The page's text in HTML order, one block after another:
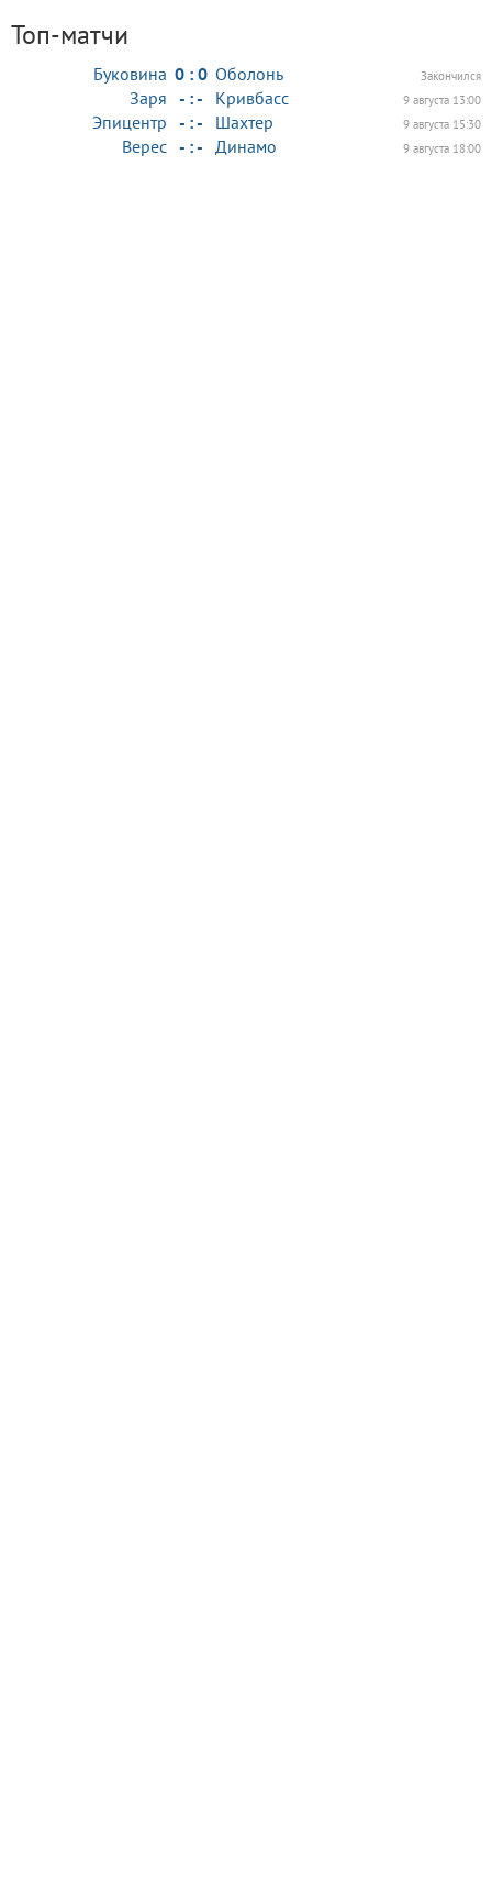
Топ-матчи
Буковина Оболонь
0 : 0 Закончился
Заря Кривбасс
- : - 9 августа 13:00
Эпицентр Шахтер
- : - 9 августа 15:30
Верес Динамо
- : - 9 августа 18:00